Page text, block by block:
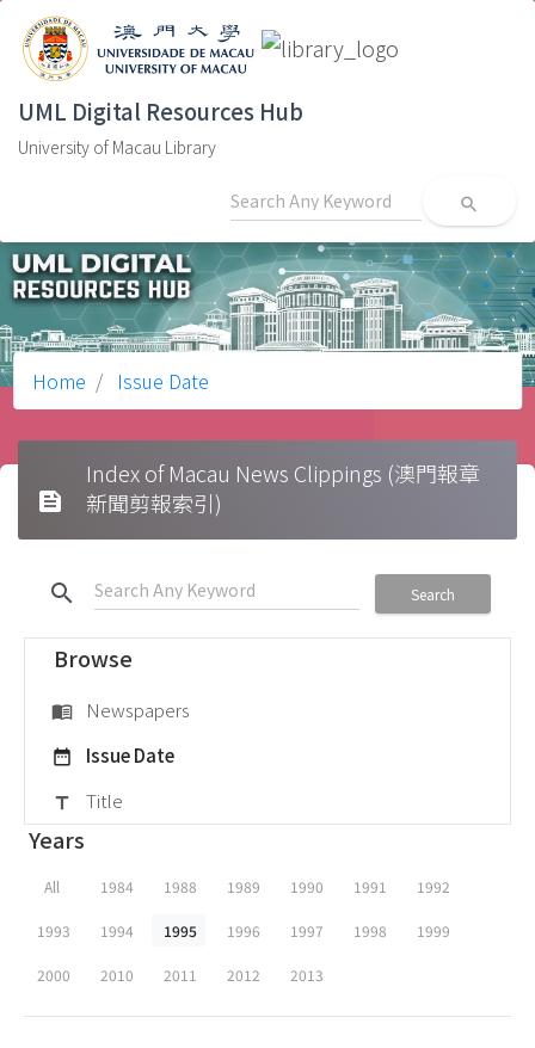
UML Digital Resources Hub
University of Macau Library
search
Home Issue Date
feed
Index of Macau News Clippings (澳門報章
新聞剪報索引)
search Search
Browse
menu_book Newspapers
date_range Issue Date
title Title
Years
All 1984 1988 1989 1990 1991 1992
1993 1994 1995 1996 1997 1998 1999
2000 2010 2011 2012 2013